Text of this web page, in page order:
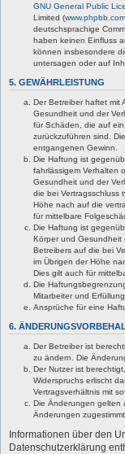
GNU General Public
Limited (www.phpbb.com
deutschsprachige
haben keinen Einfluss
können insbesondere
untersagen oder auf
5. GEWÄHRLEISTUNG
Der Betreiber haftet mit
Gesundheit und der
für Schäden, die auf
zurückzuführen sind.
entgangenen Gewinn.
Die Haftung ist
fahrlässigem Verhalten
Gesundheit und der
die bei Vertragsschluss
Höhe nach auf die
für mittelbare
Die Haftung ist
Körper und Gesundheit
Betreibers auf die bei
im Übrigen der Höhe
Dies gilt auch für
Die
Mitarbeiter und
Ansprüche für eine
6.
Der Betreiber ist
zu ändern. Die
Der Nutzer ist
Widerspruchs erlischt
Vertragsverhältnis mit
Die Änderungen gelten
Änderungen zugestimmt
Informationen über den
Datenschutzerklärung